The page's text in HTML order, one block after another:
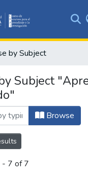
&
All of
by Subject
Subject
Browse
- 7 of 7